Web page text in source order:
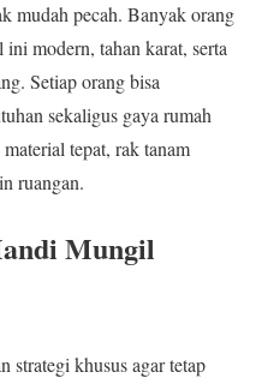
mudah pecah. Banyak orang
modern, tahan karat, serta
Setiap orang bisa
sekaligus gaya rumah
tepat, rak tanam
ruangan.
Mungil
strategi khusus agar tetap